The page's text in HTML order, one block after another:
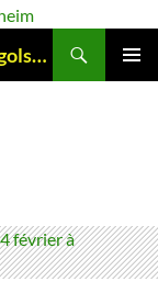
Bad-Lingo.fr – Badminton Club de Lingolsheim